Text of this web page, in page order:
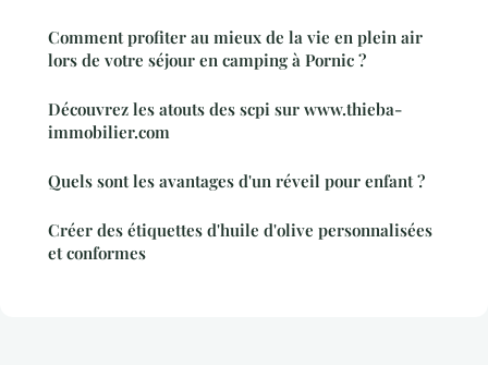
Comment profiter au mieux de la vie en plein air
lors de votre séjour en camping à Pornic ?
Découvrez les atouts des scpi sur www.thieba-
immobilier.com
Quels sont les avantages d'un réveil pour enfant ?
Créer des étiquettes d'huile d'olive personnalisées
et conformes